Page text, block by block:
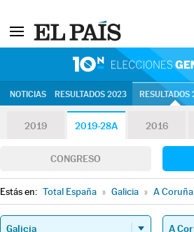
NOTICIAS RESULTADOS 2023 RESULTADOS
2019 2019-28A 2016
CONGRESO
Estás en: Total España » Galicia » A Coruña